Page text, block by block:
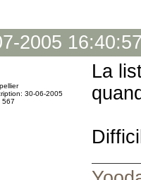
2005 16:40:57
30-06-2005
567
La